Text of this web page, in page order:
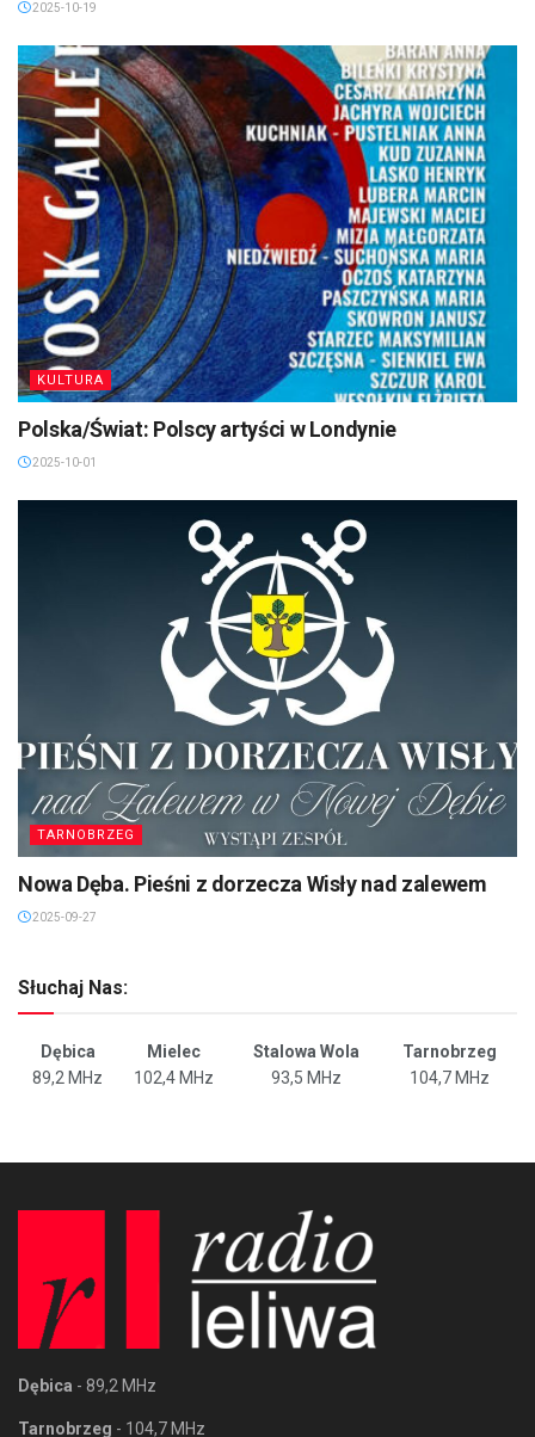
2025-10-19
KULTURA
Polska/Świat: Polscy artyści w Londynie
2025-10-01
TARNOBRZEG
Nowa Dęba. Pieśni z dorzecza Wisły nad zalewem
2025-09-27
Słuchaj Nas:
Dębica Mielec Stalowa Wola
Tarnobrzeg
89,2 MHz
102,4 MHz 93,5 MHz 104,7 MHz
Dębica - 89,2 MHz
Tarnobrzeg - 104,7 MHz